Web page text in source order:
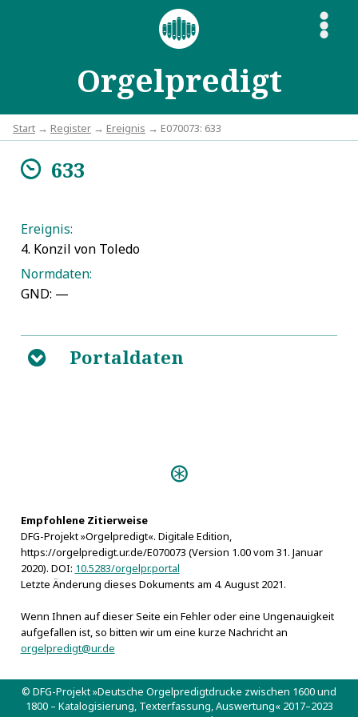
Orgelpredigt
S
Start → Register → Ereignis → E070073: 633
m633
Ereignis:
4. Konzil von Toledo
Normdaten:
GND: —
B Portaldaten
Vivum Dei Organum
Empfohlene Zitierweise
DFG-Projekt »Orgelpredigt«. Digitale Edition,
https://orgelpredigt.ur.de/E070073 (Version 1.00 vom 31. Januar
2020). DOI: 10.5283/orgelpr.portal
Letzte Änderung dieses Dokuments am 4. August 2021.
Wenn Ihnen auf dieser Seite ein Fehler oder eine Ungenauigkeit
aufgefallen ist, so bitten wir um eine kurze Nachricht an
orgelpredigt@ur.de
© DFG-Projekt »Deutsche Orgelpredigtdrucke zwischen 1600 und
1800 – Katalogisierung, Texterfassung, Auswertung« 2017–2023